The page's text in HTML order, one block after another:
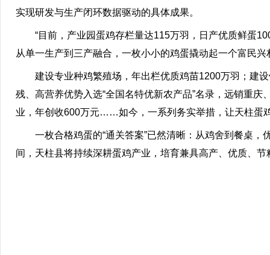
实现研发与生产闭环数据驱动的具体成果。
“目前，产业园蛋鸡存栏量达115万羽，日产优质鲜蛋
从单一生产到三产融合，一枚小小的鸡蛋撬动起一个富民
建设专业种鸡繁殖场，年出栏优质鸡苗1200万羽；建
残、高营养优势入选“全国名特优新农产品”名录，远销重
业，年创收600万元……如今，一系列务实举措，让天柱蛋
一枚合格鸡蛋的“通关答案”已然清晰：从鸡舍到餐桌
间，天柱县将持续深耕蛋鸡产业，培育兼具高产、优质、